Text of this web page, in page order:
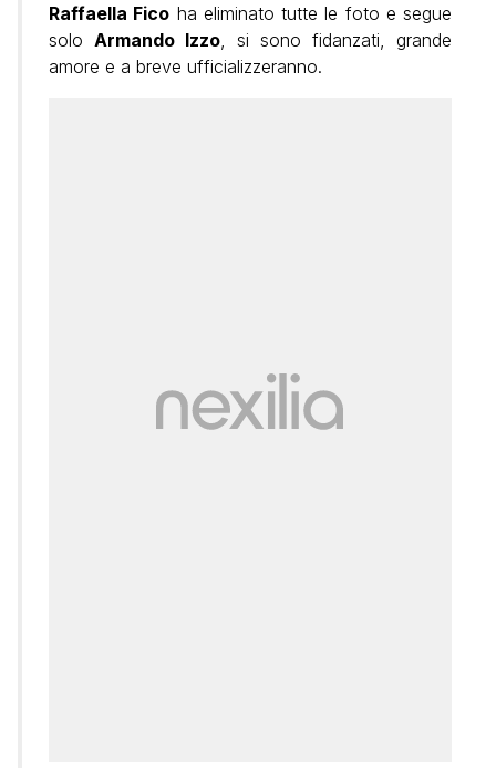
Raffaella Fico ha eliminato tutte le foto e segue
solo Armando Izzo , si sono fidanzati, grande
amore e a breve ufficializzeranno.